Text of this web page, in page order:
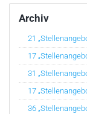
Archiv
21
17
31
17
36